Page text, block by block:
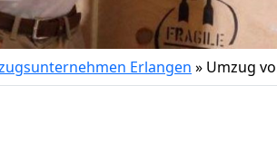
Erlangen » Umzug